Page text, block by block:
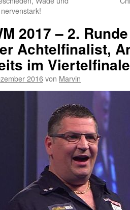
2017 – 2.
Achtelfinalist,
im Viertelfinale
2016von Marvin